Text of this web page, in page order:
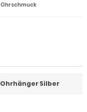
Ohrschmuck
Ohrhänger Silber